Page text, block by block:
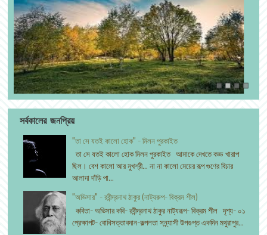
সর্বকালের জনপ্রিয়
"তা সে যতই কালো হোক" - মিলন পুরকাইত
তা সে যতই কালো হোক মিলন পুরকাইত আমাকে দেখতে বড্ড খারাপ
ছিল। বেশ কালো আর মুখশ্রী... না না কালো মেয়ের রূপ গুণের বিচার
আলাদা দাঁড়ি পা...
"অভিসার" - রবীন্দ্রনাথ ঠাকুর (নাট্যরুপ- বিক্রম শীল)
কবিতা- অভিসার কবি- রবীন্দ্রনাথ ঠাকুর নাট্যরূপ- বিক্রম শীল দৃশ্য- ০১
প্রেক্ষাপট- বোধিসত্তাবদান-কল্পলতা সন্ন্যাসী উপগুপ্ত একদিন মথুরাপুর...